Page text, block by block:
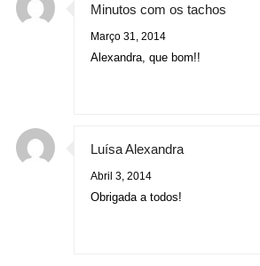
Minutos com os tachos
Março 31, 2014
Alexandra, que bom!!
Luísa Alexandra
Abril 3, 2014
Obrigada a todos!